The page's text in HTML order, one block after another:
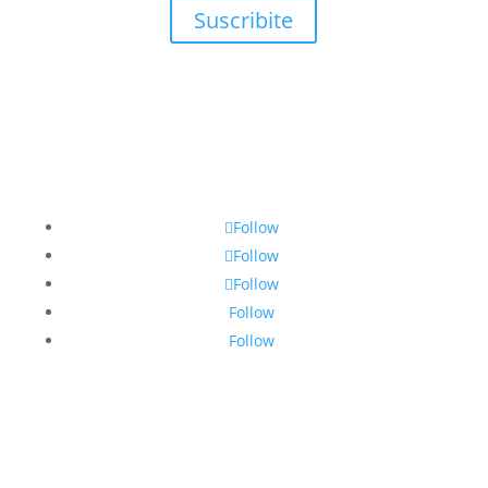
Suscribite
Follow
Follow
Follow
Follow
Follow